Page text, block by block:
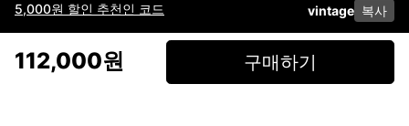
5,000원 할인 추천인 코드 vintage 복사
112,000원 구매하기
이용약관고객센터판매개인정보 처리방침사업자 정보다운로드
페이스북